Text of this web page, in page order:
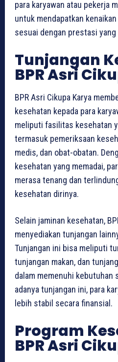
para karyawan atau pekerja
untuk mendapatkan
sesuai dengan prestasi
Tunjangan
BPR Asri
BPR Asri Cikupa Karya
kesehatan kepada para
meliputi fasilitas kesehatan
termasuk pemeriksaan
medis, dan obat-obatan.
kesehatan yang memadai,
merasa tenang dan
kesehatan dirinya.
Selain jaminan kesehatan,
menyediakan tunjangan
Tunjangan ini bisa meliputi
tunjangan makan, dan
dalam memenuhi kebutuhan
adanya tunjangan ini, para
lebih stabil secara finansial.
Program
BPR Asri